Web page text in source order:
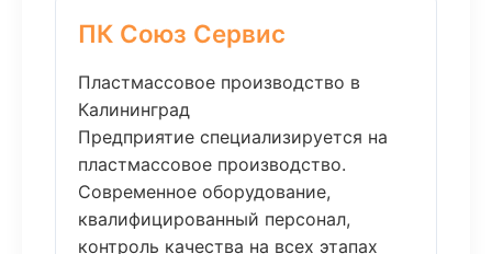
ПК Союз Сервис
Пластмассовое производство в
Калининград
Предприятие специализируется на
пластмассовое производство.
Современное оборудование,
квалифицированный персонал,
контроль качества на всех этапах